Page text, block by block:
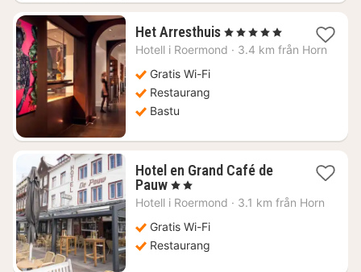
Het Arresthuis1
natt
, 5 Stjärnor
Hotell i Roermond · 3.4 km från Horn
Gratis Wi-Fi
Restaurang
Bastu
Hotel en Grand Café de
Pauw1
natt
1120
kr.
, 2 Stjärnor
Hotell i Roermond · 3.1 km från Horn
Gratis Wi-Fi
Restaurang